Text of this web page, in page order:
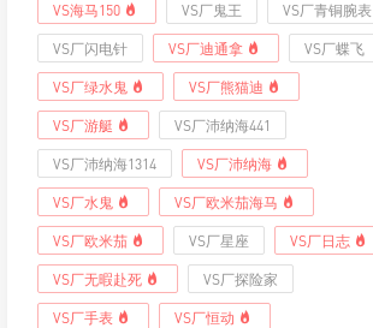
VS海马150 VS厂鬼王 VS厂青铜腕表
VS厂闪电针 VS厂迪通拿 VS厂蝶飞
VS厂绿水鬼 VS厂熊猫迪
VS厂游艇 VS厂沛纳海441
VS厂沛纳海1314 VS厂沛纳海
VS厂水鬼 VS厂欧米茄海马
VS厂欧米茄 VS厂星座 VS厂日志
VS厂无暇赴死 VS厂探险家
VS厂手表 VS厂恒动